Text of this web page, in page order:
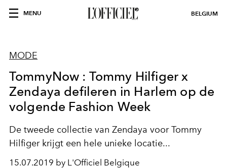
MENU BELGIUM
MODE
TommyNow : Tommy Hilfiger x
Zendaya defileren in Harlem op de
volgende Fashion Week
De tweede collectie van Zendaya voor Tommy
Hilfiger krijgt een hele unieke locatie...
15.07.2019 by L'Officiel Belgique